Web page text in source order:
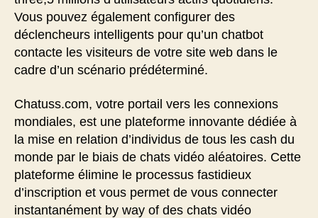
Vous pouvez également configurer des
déclencheurs intelligents pour qu’un chatbot
contacte les visiteurs de votre site web dans le
cadre d’un scénario prédéterminé.
Chatuss.com, votre portail vers les connexions
mondiales, est une plateforme innovante dédiée à
la mise en relation d’individus de tous les cash du
monde par le biais de chats vidéo aléatoires. Cette
plateforme élimine le processus fastidieux
d’inscription et vous permet de vous connecter
instantanément by way of des chats vidéo